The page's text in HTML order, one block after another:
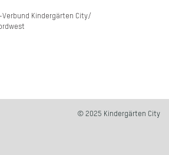
Kindergärten City/
© 2025 Kindergärten City